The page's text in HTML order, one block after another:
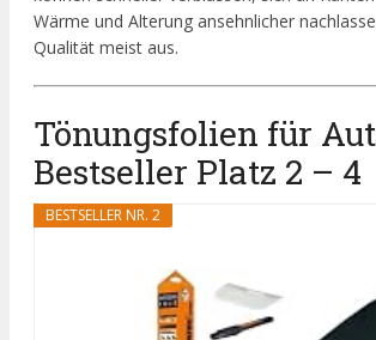
Wärme und Alterung ansehnlicher
Qualität meist aus.
Tönungsfolien für
Bestseller Platz 2 – 4
BESTSELLER NR. 2